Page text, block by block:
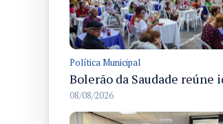
Política Municipal
08/08/2026